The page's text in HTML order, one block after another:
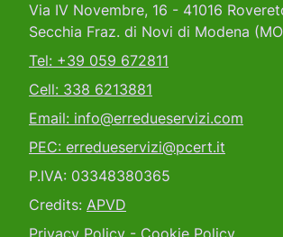
Via IV Novembre, 16 - 41016
Secchia Fraz. di Novi di Modena
Tel: +39 059 672811
Cell: 338 6213881
Email: info@erredueservizi.com
PEC: erredueservizi@pcert.it
P.IVA: 03348380365
Credits: APVD
Privacy Policy - Cookie Policy